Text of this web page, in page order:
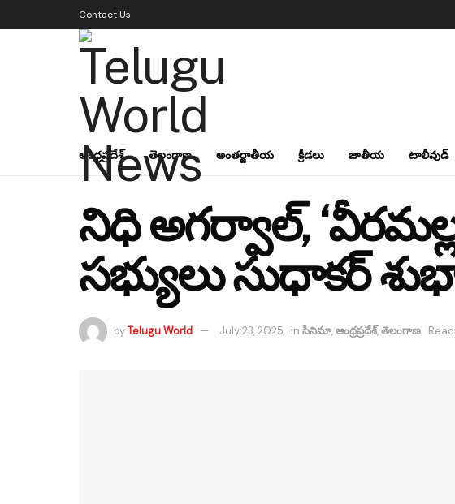
Contact Us
ఆంధ్రప్రదేశ్ తెలంగాణ అంతర్జాతీయ క్రీడలు జాతీయ టాలీవుడ్
నిధి అగర్వాల్,
సభ్యులు సుధాకర్
byTelugu World July 23, 2025 in సినిమా,ఆంధ్రప్రదేశ్,తెలంగాణ